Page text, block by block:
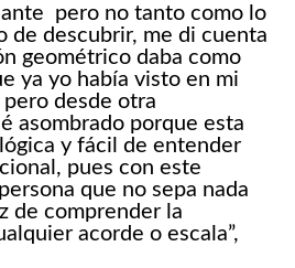
pero no tanto como lo
de descubrir, me di cuenta
geométrico daba como
ya yo había visto en mi
desde otra
asombrado porque esta
y fácil de entender
pues con este
que no sepa nada
de comprender la
acorde o escala”,